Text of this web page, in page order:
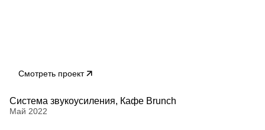
Смотреть проект
Система звукоусиления, Кафе Brunch
Май 2022